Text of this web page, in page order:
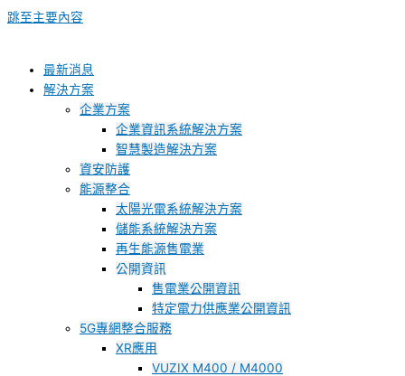
跳至主要內容
最新消息
解決方案
企業方案
企業資訊系統解決方案
智慧製造解決方案
資安防護
能源整合
太陽光電系統解決方案
儲能系統解決方案
再生能源售電業
公開資訊
售電業公開資訊
特定電力供應業公開資訊
5G專網整合服務
XR應用
VUZIX M400 / M4000